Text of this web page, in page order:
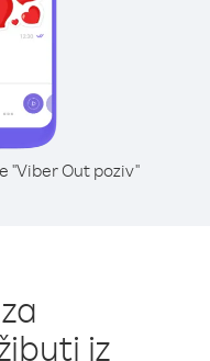
"Viber Out poziv"
iz